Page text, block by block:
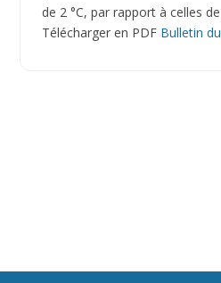
de 2 °C, par rapport à celles
Télécharger en PDF Bulletin